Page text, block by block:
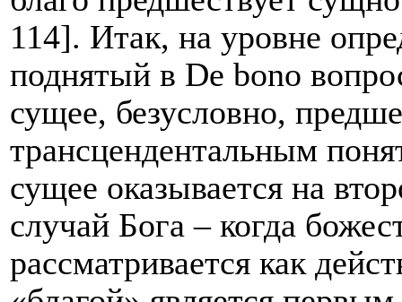
114]. Итак, на уровне
поднятый в De bono
сущее, безусловно,
трансцендентальным
сущее оказывается на
случай Бога – когда
рассматривается как